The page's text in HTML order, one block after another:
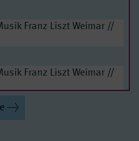
Music
Franz Liszt Weimar //
Franz Liszt Weimar //